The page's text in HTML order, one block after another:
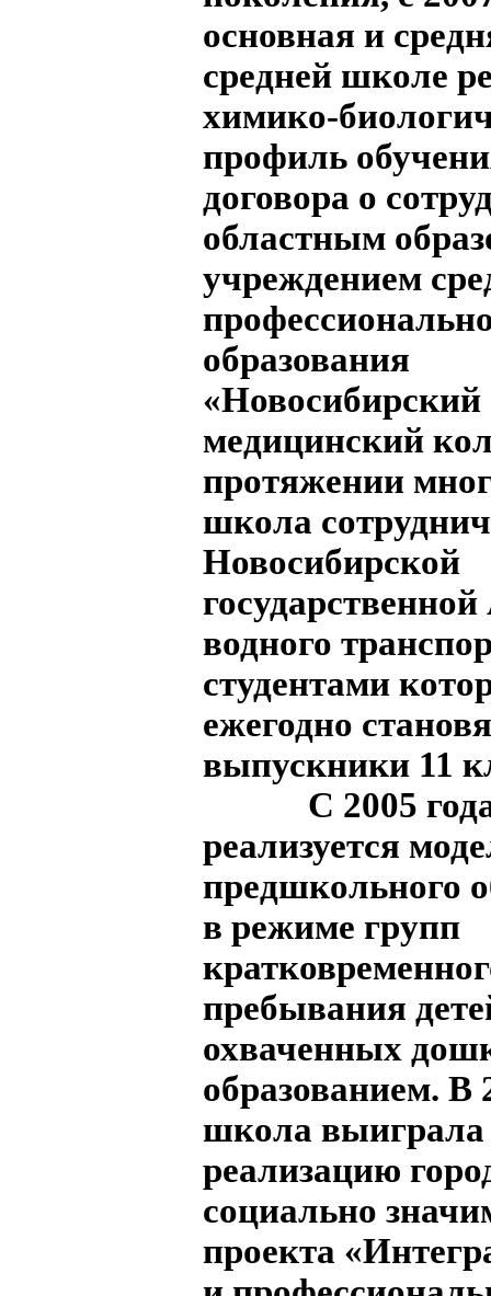
основная и
средней школе
химико-
профиль
договора о
областным
учреждением
образования
«Новосибирский
медицинский
протяжении
школа
Новосибирской
водного
студентами
ежегодно
выпускники 11
С 2005 года
реализуется
предшкольного
в режиме групп
пребывания
охваченных
образованием. В
школа выиграла
реализацию
социально
проекта